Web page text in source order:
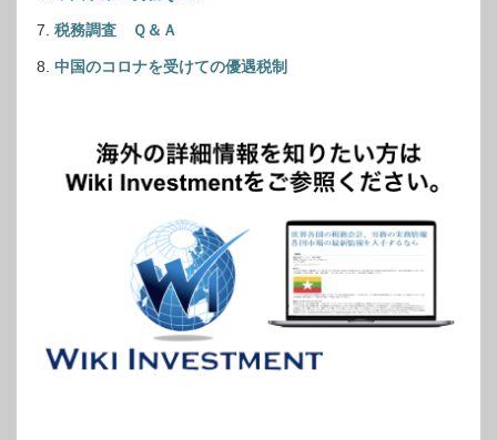
税務調査 Ｑ＆Ａ
中国のコロナを受けての優遇税制